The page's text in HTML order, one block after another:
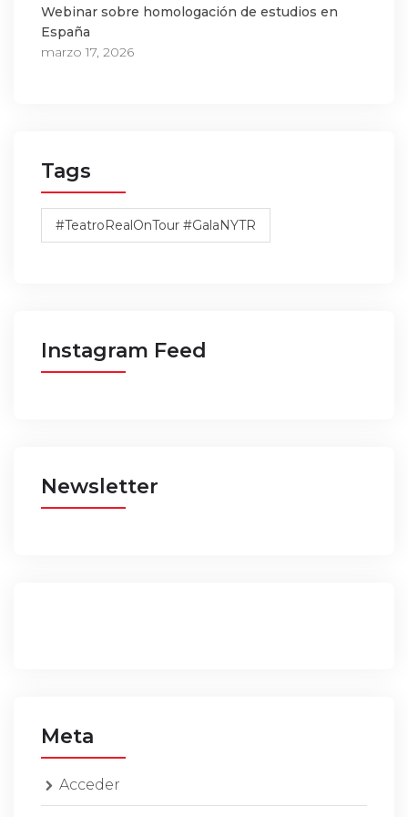
Webinar sobre homologación de estudios en
España
marzo 17, 2026
Tags
#TeatroRealOnTour #GalaNYTR
Instagram Feed
Newsletter
Meta
Acceder